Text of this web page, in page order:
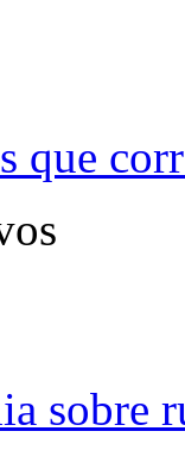
que
sobre